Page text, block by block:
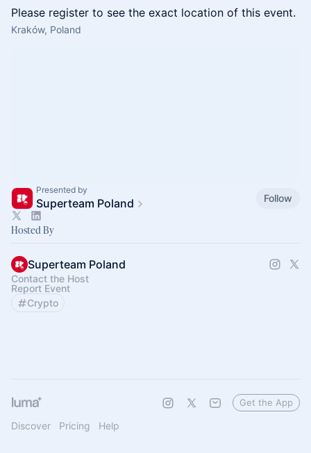
Please register to see the exact location of this event.
Kraków, Poland
Presented by
Superteam Poland Follow
Hosted By
Superteam Poland
Contact the Host
Report Event
Crypto
Discover Pricing Help
Get the App